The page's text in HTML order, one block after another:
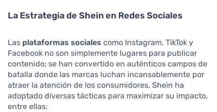
La Estrategia de Shein en Redes Sociales
Las plataformas sociales como Instagram, TikTok y
Facebook no son simplemente lugares para publicar
contenido; se han convertido en auténticos campos de
batalla donde las marcas luchan incansablemente por
atraer la atención de los consumidores. Shein ha
adoptado diversas tácticas para maximizar su impacto,
entre ellas: